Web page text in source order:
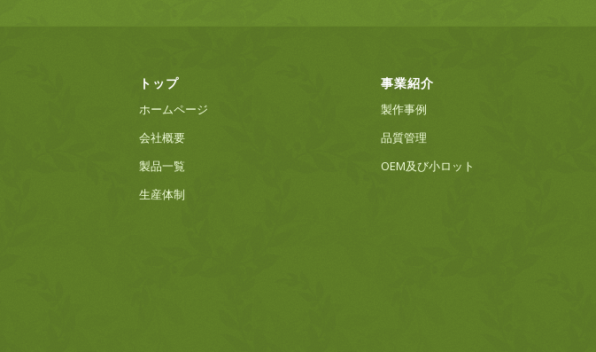
トップ
ホームページ
会社概要
製品一覧
生産体制
事業紹介
製作事例
品質管理
OEM及び小ロット